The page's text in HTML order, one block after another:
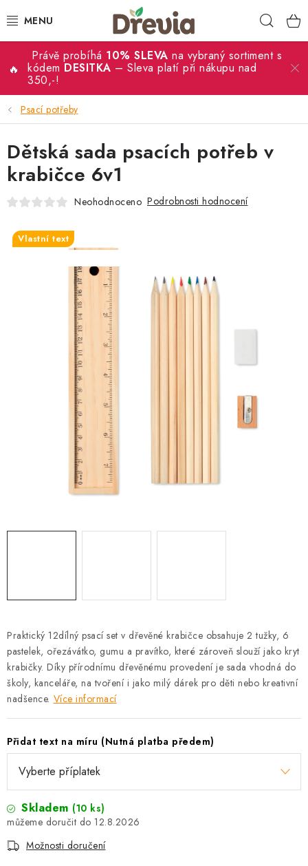
na
SVATBA 💍
DÁRKY
KUCHYŇSKÉ POTŘEBY
DEKORACE
PŘÍLEŽITOSTI
MATERIÁLY A TVOŘENÍ
Hodnocení obchodu
Stav objednávky
Reklamace a vrácení zboží
Dřeviny a certifikáty
Pro firmy
Právě probíhá 10% SLEVA na vybraný sortiment s
kódem DESITKA – Sleva platí při nákupu nad
350,-!
Psací potřeby
Praktický 12dílný psací set v dřevěné krabičce obsahuje 2 tužky, 6
pastelek, ořezávátko, gumu a pravítko, které zároveň slouží jako kryt
krabičky. Díky přírodnímu dřevěnému provedení je sada vhodná do
školy, kanceláře, na tvoření i jako milý dárek pro děti nebo kreativní
nadšence. Více informací
Přidat text na míru (Nutná platba předem)
Skladem (10 ks)
12.8.2026
Možnosti doručení
Dětská sada psacích potřeb v
krabičce 6v1
Neohodnoceno Podrobnosti hodnocení
Vlastní text